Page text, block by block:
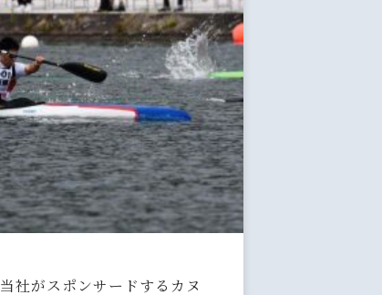
当社がスポンサードするカヌ